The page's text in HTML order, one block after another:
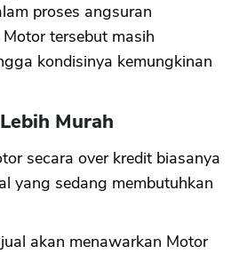
proses angsuran
tersebut masih
kondisinya kemungkinan
Murah
secara over kredit biasanya
yang sedang membutuhkan
akan menawarkan Motor